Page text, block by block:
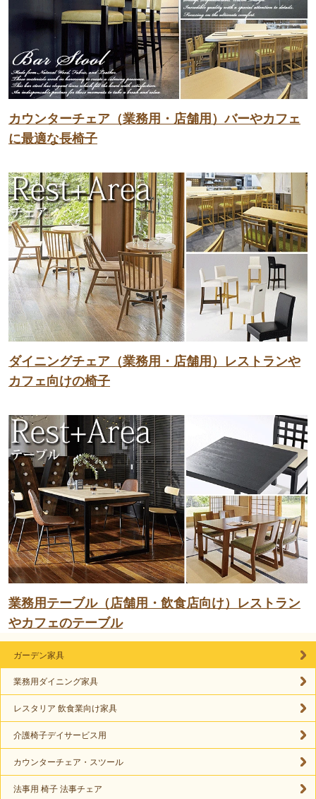
カウンターチェア（業務用・店舗用）バーやカフェ
に最適な長椅子
ダイニングチェア（業務用・店舗用）レストランや
カフェ向けの椅子
業務用テーブル（店舗用・飲食店向け）レストラン
やカフェのテーブル
ガーデン家具
業務用ダイニング家具
レスタリア 飲食業向け家具
介護椅子デイサービス用
カウンターチェア・スツール
法事用 椅子 法事チェア